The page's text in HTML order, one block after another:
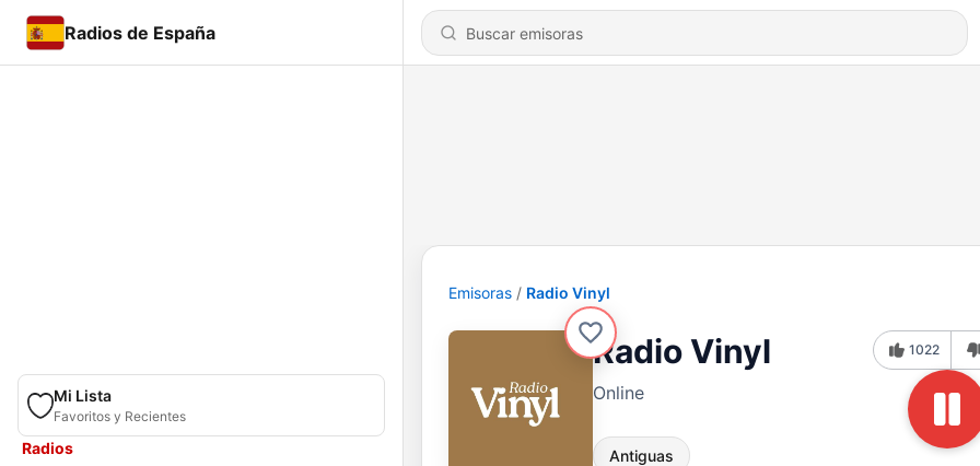
Radios de España
Mi Lista
Favoritos y Recientes
Radios
Emisoras Radio Vinyl
Radio Vinyl
Online
Antiguas
1022